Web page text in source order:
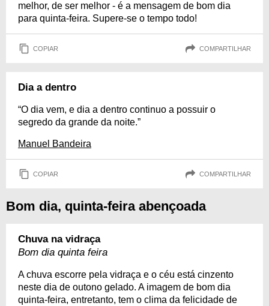
melhor, de ser melhor - é a mensagem de bom dia
para quinta-feira. Supere-se o tempo todo!
COPIAR COMPARTILHAR
Dia a dentro
“O dia vem, e dia a dentro continuo a possuir o
segredo da grande da noite.”
Manuel Bandeira
COPIAR COMPARTILHAR
Bom dia, quinta-feira abençoada
Chuva na vidraça
Bom dia quinta feira
A chuva escorre pela vidraça e o céu está cinzento
neste dia de outono gelado. A imagem de bom dia
quinta-feira, entretanto, tem o clima da felicidade de